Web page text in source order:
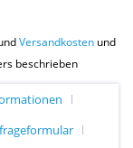
Versandkostenund
beschrieben